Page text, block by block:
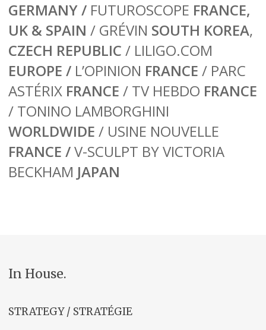
GERMANY / FUTUROSCOPE FRANCE,
UK & SPAIN / GRÉVIN SOUTH KOREA,
CZECH REPUBLIC / LILIGO.COM
EUROPE / L’OPINION FRANCE / PARC
ASTÉRIX FRANCE / TV HEBDO FRANCE
/ TONINO LAMBORGHINI
WORLDWIDE / USINE NOUVELLE
FRANCE /V-SCULPT BY VICTORIA
BECKHAM JAPAN
In House.
STRATEGY / STRATÉGIE